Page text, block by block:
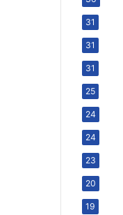
31
31
31
25
24
24
23
20
19